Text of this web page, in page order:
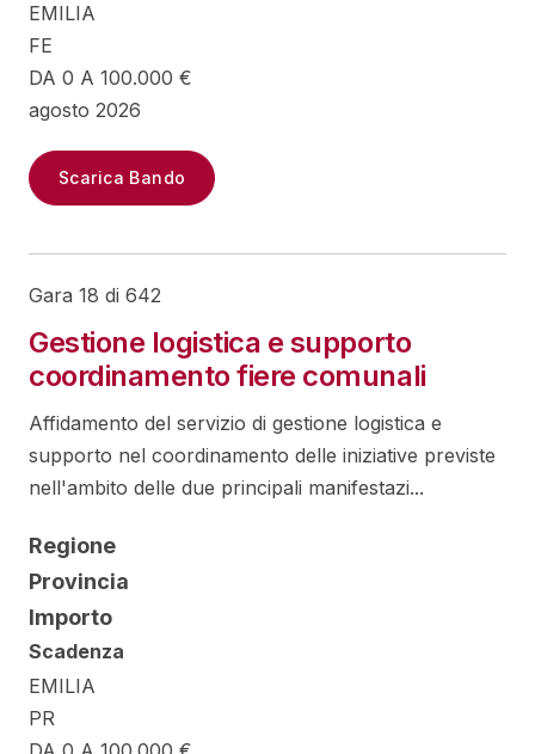
EMILIA
FE
DA 0 A 100.000 €
agosto 2026
Scarica Bando
Gara 18 di 642
Gestione logistica e supporto
coordinamento fiere comunali
Affidamento del servizio di gestione logistica e
supporto nel coordinamento delle iniziative previste
nell'ambito delle due principali manifestazi...
Regione
Provincia
Importo
Scadenza
EMILIA
PR